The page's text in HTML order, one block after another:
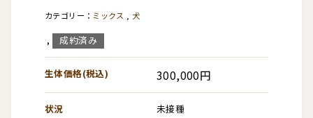
ミックス 犬
, 成約済み
生体価格(税込) 300,000円
状況 未接種